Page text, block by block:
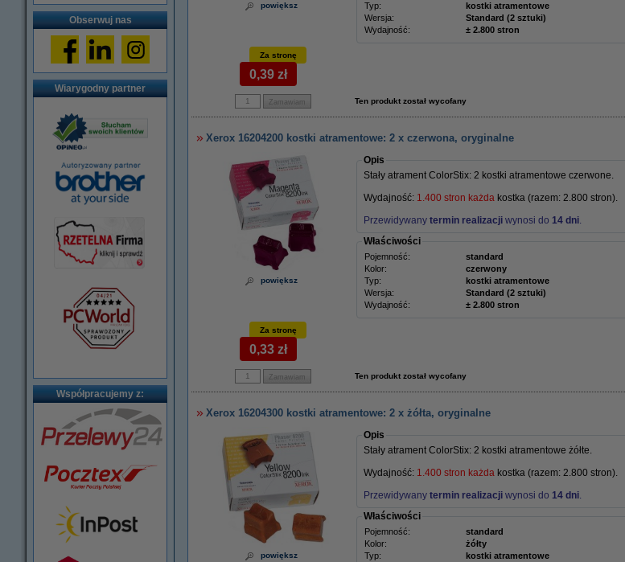
Obserwuj nas
Wiarygodny partner
Współpracujemy z:
powiększ
Typ:
kostki atramentowe
Wersja:
Standard (2 sztuki)
Wydajność:
± 2.800 stron
Za stronę
0,39 zł
Ten produkt został wycofany
Xerox 16204200 kostki atramentowe: 2 x czerwona, oryginalne
powiększ
Opis
Stały atrament ColorStix: 2 kostki atramentowe czerwone.
Wydajność: 1.400 stron każda kostka (razem: 2.800 stron).
Przewidywany termin realizacji wynosi do 14 dni.
Właściwości
Pojemność: standard
Kolor:
czerwony
Typ:
kostki atramentowe
Wersja:
Standard (2 sztuki)
Wydajność:
± 2.800 stron
Za stronę
0,33 zł
Ten produkt został wycofany
Xerox 16204300 kostki atramentowe: 2 x żółta, oryginalne
powiększ
Opis
Stały atrament ColorStix: 2 kostki atramentowe żółte.
Wydajność: 1.400 stron każda kostka (razem: 2.800 stron).
Przewidywany termin realizacji wynosi do 14 dni.
Właściwości
Pojemność: standard
Kolor:
żółty
Typ:
kostki atramentowe